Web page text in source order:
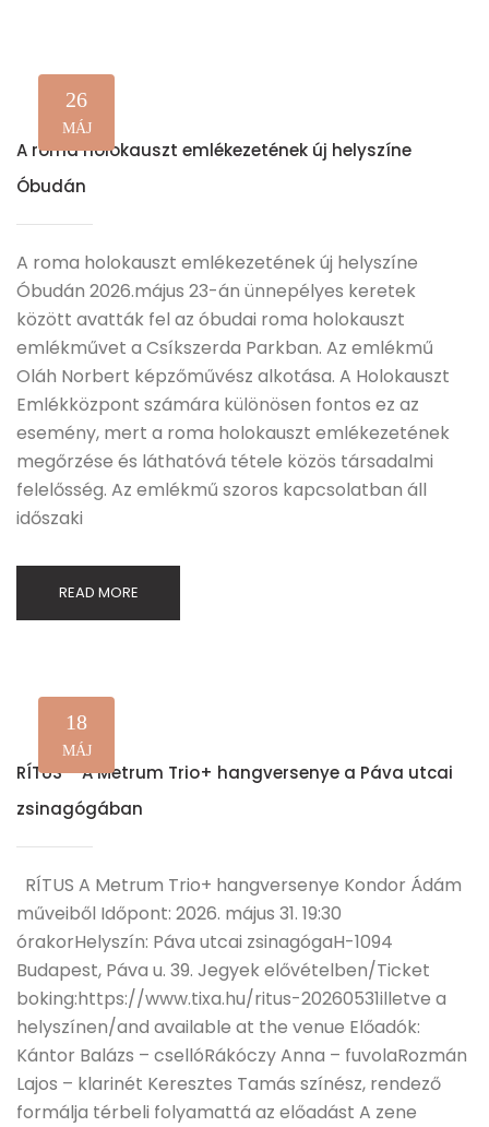
26
MÁJ
A roma holokauszt emlékezetének új helyszíne
Óbudán
A roma holokauszt emlékezetének új helyszíne
Óbudán 2026.május 23-án ünnepélyes keretek
között avatták fel az óbudai roma holokauszt
emlékművet a Csíkszerda Parkban. Az emlékmű
Oláh Norbert képzőművész alkotása. A Holokauszt
Emlékközpont számára különösen fontos ez az
esemény, mert a roma holokauszt emlékezetének
megőrzése és láthatóvá tétele közös társadalmi
felelősség. Az emlékmű szoros kapcsolatban áll
időszaki
READ MORE
18
MÁJ
RÍTUS – A Metrum Trio+ hangversenye a Páva utcai
zsinagógában
RÍTUS A Metrum Trio+ hangversenye Kondor Ádám
műveiből Időpont: 2026. május 31. 19:30
órakorHelyszín: Páva utcai zsinagógaH-1094
Budapest, Páva u. 39. Jegyek elővételben/Ticket
boking:https://www.tixa.hu/ritus-20260531illetve a
helyszínen/and available at the venue Előadók:
Kántor Balázs – csellóRákóczy Anna – fuvolaRozmán
Lajos – klarinét Keresztes Tamás színész, rendező
formálja térbeli folyamattá az előadást A zene